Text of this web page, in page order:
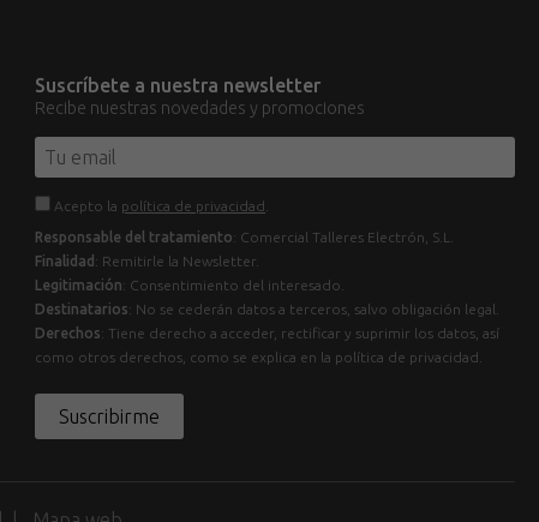
Suscríbete a nuestra newsletter
Recibe nuestras novedades y promociones
Acepto la política de privacidad
Responsable del tratamiento: Comercial Talleres Electrón, S.L.
Finalidad : Remitirle la Newsletter.
Legitimación: Consentimiento del interesado.
Destinatarios: No se cederán datos a terceros, salvo obligación legal.
Derechos: Tiene derecho a acceder, rectificar y suprimir los datos, así
como otros derechos, como se explica en la política de privacidad.
Suscribirme